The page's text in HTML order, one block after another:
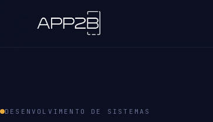
DESENVOLVIMENTO DE SISTEMAS